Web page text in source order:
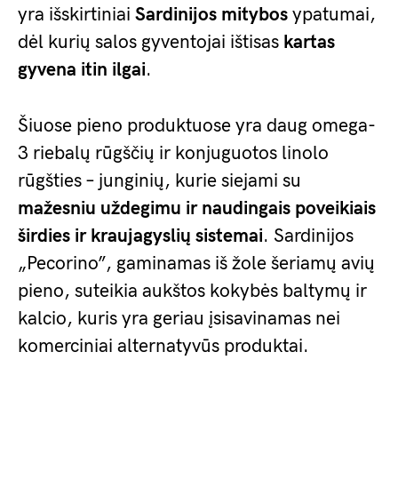
yra išskirtiniai Sardinijos mitybos ypatumai,
dėl kurių salos gyventojai ištisas kartas
gyvena itin ilgai.
Šiuose pieno produktuose yra daug omega-
3 riebalų rūgščių ir konjuguotos linolo
rūgšties – junginių, kurie siejami su
mažesniu uždegimu ir naudingais poveikiais
širdies ir kraujagyslių sistemai. Sardinijos
„Pecorino”, gaminamas iš žole šeriamų avių
pieno, suteikia aukštos kokybės baltymų ir
kalcio, kuris yra geriau įsisavinamas nei
komerciniai alternatyvūs produktai.